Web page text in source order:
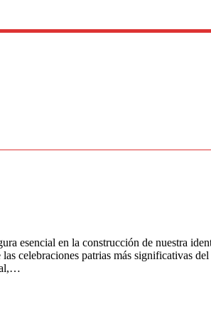
esencial en la construcción de nuestra
celebraciones patrias más significativas